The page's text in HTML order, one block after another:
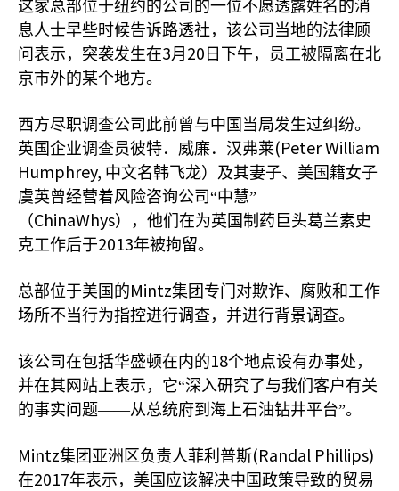
这家总部位于纽约的公司的一位不愿透露姓名的消
息人士早些时候告诉路透社，该公司当地的法律顾
问表示，突袭发生在3月 20 日下午，员工被隔离在北
京市外的某个地方。
西方尽职调查公司此前曾与中国当局发生过纠纷。
英国企业调查员彼特．威廉．汉弗莱(Peter William
Humphrey, 中文名韩飞龙）及其妻子、美国籍女子
虞英曾经营着风险咨询公司“中慧”
（ChinaWhys），他们在为英国制药巨头葛兰素史
克工作后于2013年被拘留。
总部位于美国的Mintz集团专门对欺诈、腐败和工作
场所不当行为指控进行调查，并进行背景调查。
该公司在包括华盛顿在内的18个地点设有办事处，
并在其网站上表示，它“深入研究了与我们客户有关
的事实问题——从总统府到海上石油钻井平台”。
Mintz集团亚洲区负责人菲利普斯(Randal Phillips)
在2017年表示，美国应该解决中国政策导致的贸易